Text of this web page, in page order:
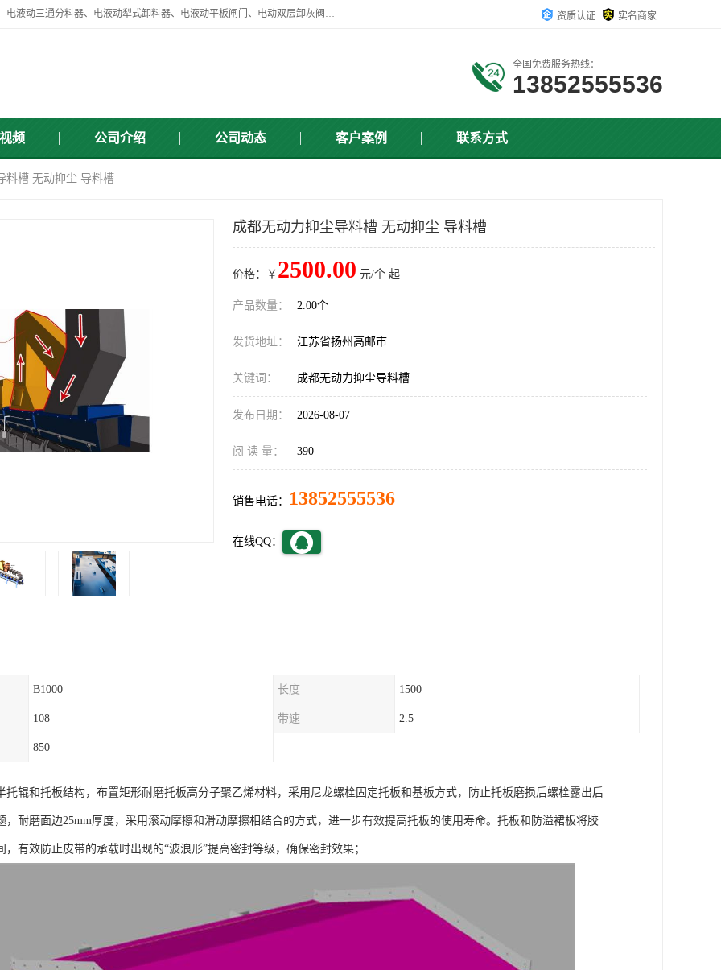
扬州中悦机械有限公司目前主要产品有：全自动液压纠偏器、液压拉紧、电液动三通分料器、电液动犁式卸料器、电液动平板闸门、电动双层卸灰阀、标准件、紧固件、液压泵站、新型电液推杆、皮带全自动液压调正器等，以及除尘通风类百余种产品系列。产品广泛适用于矿山、电力、煤矿、冶金、交通、化工、水利等行业。 资质认证 实名商家
全国免费服务热线：
13852555536
频 公司介绍 公司动态 客户案例 联系方式
料槽 无动抑尘 导料槽
成都无动力抑尘导料槽 无动抑尘 导料槽
价格：￥ 2500.00 元/个 起
产品数量： 2.00个
发货地址： 江苏省扬州高邮市
关键词： 成都无动力抑尘导料槽
发布日期： 2026-08-07
阅 读 量： 390
销售电话： 13852555536
在线QQ：
B1000 长度 1500
108 带速 2.5
850
托辊和托板结构，布置矩形耐磨托板高分子聚乙烯材料，采用尼龙螺栓固定托板和基板方式，防止托板磨损后螺栓露出后
，耐磨面边25mm厚度，采用滚动摩擦和滑动摩擦相结合的方式，进一步有效提高托板的使用寿命。托板和防溢裙板将胶
，有效防止皮带的承载时出现的“波浪形”提高密封等级，确保密封效果；